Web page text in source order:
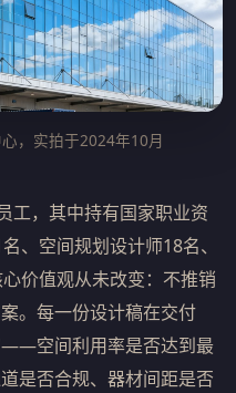
，实拍于2024年10月
工，其中持有国家职业资
、空间规划设计师18名、
价值观从未改变：不推销
。每一份设计稿在交付
——空间利用率是否达到最
是否合规、器材间距是否